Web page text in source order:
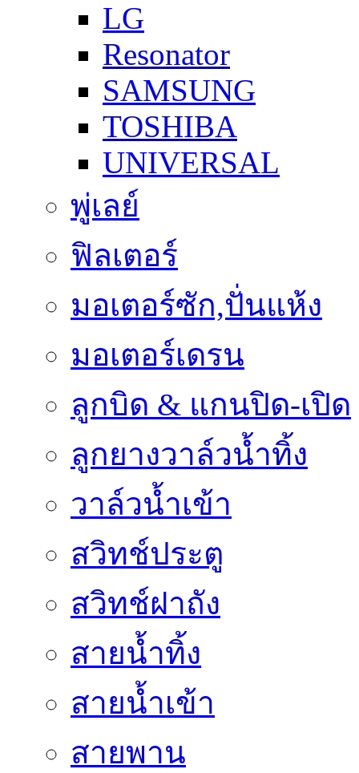
LG
Resonator
SAMSUNG
TOSHIBA
UNIVERSAL
พู่เลย์
ฟิลเตอร์
มอเตอร์ซัก,ปั่นแห้ง
มอเตอร์เดรน
ลูกบิด & แกนปิด-เปิด
ลูกยางวาล์วน้ำทิ้ง
วาล์วน้ำเข้า
สวิทช์ประตู
สวิทช์ฝาถัง
สายน้ำทิ้ง
สายน้ำเข้า
สายพาน